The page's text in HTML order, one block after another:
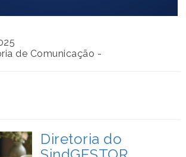
de Comunicação -
Diretoria do